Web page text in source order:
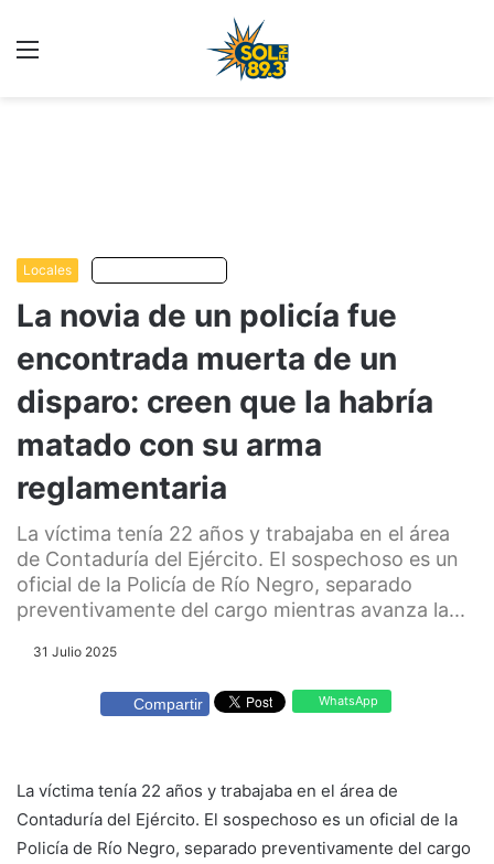
Locales
La novia de un policía fue
encontrada muerta de un
disparo: creen que la habría
matado con su arma
reglamentaria
La víctima tenía 22 años y trabajaba en el área
de Contaduría del Ejército. El sospechoso es un
oficial de la Policía de Río Negro, separado
preventivamente del cargo mientras avanza la...
31 Julio 2025
Compartir WhatsApp
La víctima tenía 22 años y trabajaba en el área de
Contaduría del Ejército. El sospechoso es un oficial de la
Policía de Río Negro, separado preventivamente del cargo